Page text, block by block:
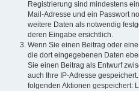
Registrierung sind mindestens
Mail-Adresse und ein Passwort
weitere Daten als notwendig
deren Eingabe ersichtlich.
Wenn Sie einen Beitrag oder
die dort eingegebenen Daten
Sie einen Beitrag als Entwurf
auch Ihre IP-Adresse
folgenden Aktionen gespeichert: